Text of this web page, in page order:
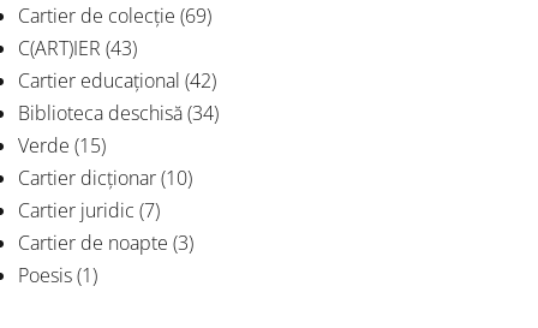
Cartier de colecție (69)
C(ART)IER (43)
Cartier educațional (42)
Biblioteca deschisă(34)
Verde (15)
Cartier dicționar(10)
Cartier juridic (7)
Cartier de noapte (3)
Poesis(1)